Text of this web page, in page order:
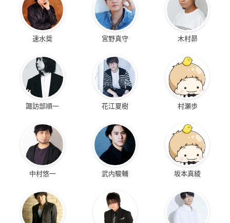
速水奨 宮野真守 木村昴
諏訪部順一 花江夏樹 村瀬歩
中村悠一 武内駿輔 坂本真綾